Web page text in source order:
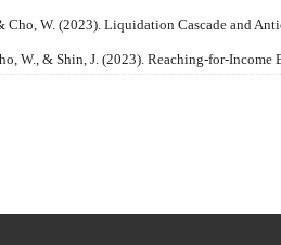
Cho, W. (2023). Liquidation Cascade and
W., & Shin, J. (2023). Reaching-for-